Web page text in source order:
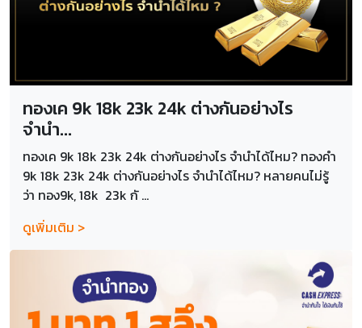
ทองเค 9k 18k 23k 24k ต่างกันอย่างไร
จำนำ...
ทองเค 9k 18k 23k 24k ต่างกันอย่างไร จำนำได้ไหม? ทองคำ
9k 18k 23k 24k ต่างกันอย่างไร จำนำได้ไหม? หลายคนไม่รู้
ว่า ทอง9k, 18k 23k กั ...
ดูเพิ่มเติม >